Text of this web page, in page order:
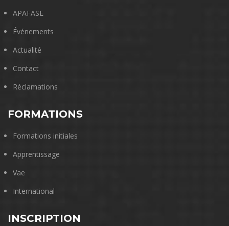
APAFASE
Événements
Actualité
Contact
Réclamations
FORMATIONS
Formations initiales
Apprentissage
Vae
International
INSCRIPTION